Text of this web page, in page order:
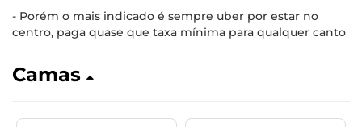
- Porém o mais indicado é sempre uber por estar no
centro, paga quase que taxa mínima para qualquer canto
Camas